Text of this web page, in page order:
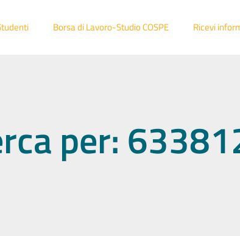
Borsa di Lavoro-Studio COSPE Ricevi
per: